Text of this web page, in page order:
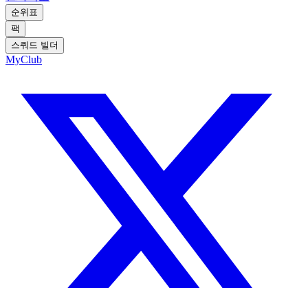
순위표
팩
스쿼드 빌더
MyClub